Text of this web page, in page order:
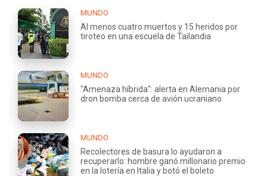
MUNDO
Al menos cuatro muertos y 15 heridos por
tiroteo en una escuela de Tailandia
MUNDO
"Amenaza híbrida": alerta en Alemania por
dron bomba cerca de avión ucraniano
MUNDO
Recolectores de basura lo ayudaron a
recuperarlo: hombre ganó millonario premio
en la lotería en Italia y botó el boleto